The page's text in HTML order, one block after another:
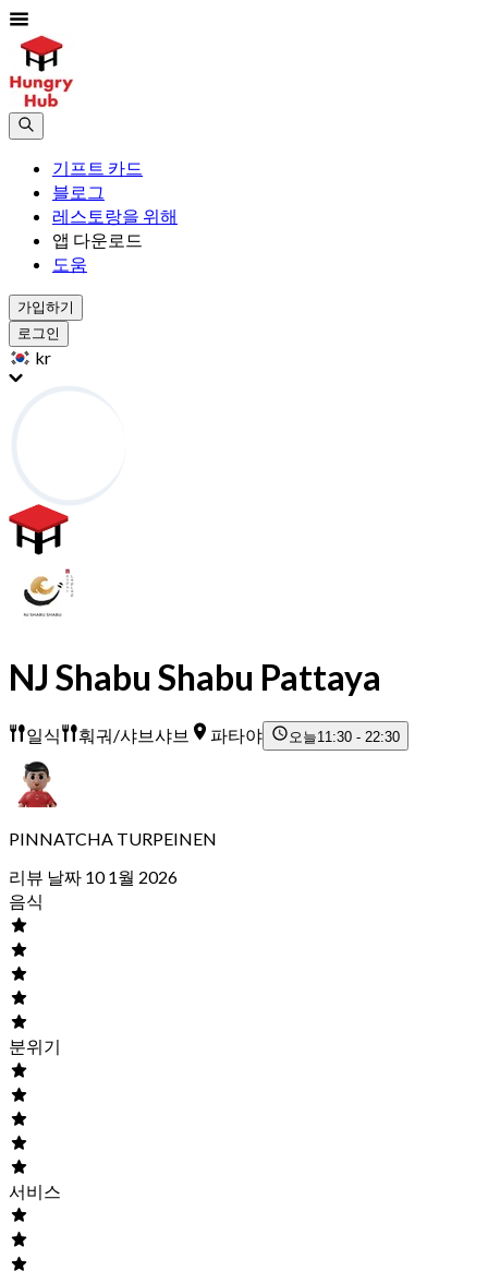
기프트 카드
블로그
레스토랑을 위해
앱 다운로드
도움
가입하기
로그인
kr
NJ Shabu Shabu Pattaya
일식 훠궈/샤브샤브 파타야 오늘11:30 - 22:30
PINNATCHA TURPEINEN
리뷰 날짜 10 1월 2026
음식
분위기
서비스